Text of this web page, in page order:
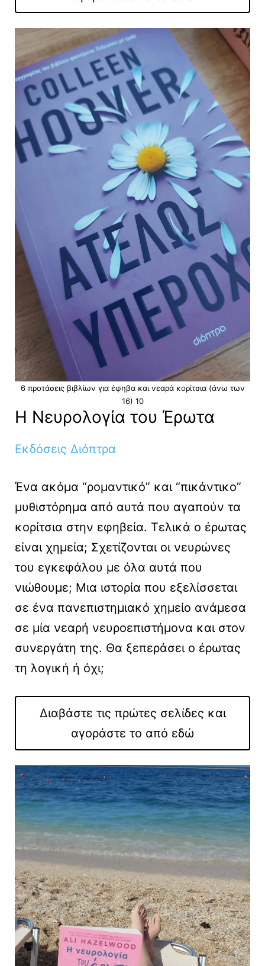
6 προτάσεις βιβλίων για έφηβα και νεαρά κορίτσια (άνω των
16) 10
H Νευρολογία του Έρωτα
Εκδόσεις Διόπτρα
Ένα ακόμα “ρομαντικό” και “πικάντικο”
μυθιστόρημα από αυτά που αγαπούν τα
κορίτσια στην εφηβεία. Τελικά ο έρωτας
είναι χημεία; Σχετίζονται οι νευρώνες
του εγκεφάλου με όλα αυτά που
νιώθουμε; Μια ιστορία που εξελίσσεται
σε ένα πανεπιστημιακό χημείο ανάμεσα
σε μία νεαρή νευροεπιστήμονα και στον
συνεργάτη της. Θα ξεπεράσει ο έρωτας
τη λογική ή όχι;
Διαβάστε τις πρώτες σελίδες και
αγοράστε το από εδώ